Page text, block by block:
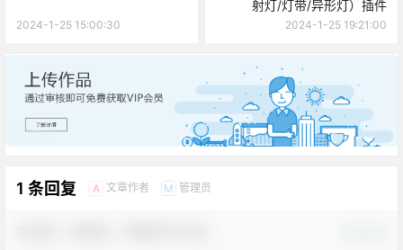
2024-1-25 15:00:30
射灯/灯带/异形灯）插件
2024-1-25 19:21:00
广告
1 条回复 A 文章作者 M 管理员